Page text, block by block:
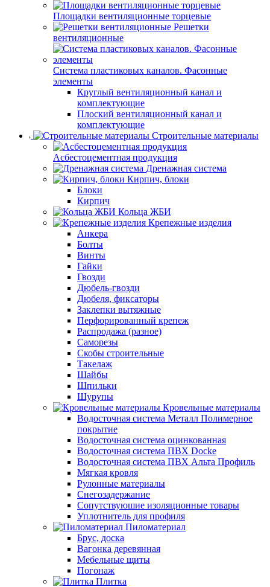
Площадки вентиляционные торцевые
Решетки
вентиляционные
Система пластиковых каналов. Фасонные
элементы
Круглый вентиляционный канал и
комплектующие
Плоский вентиляционный канал и
комплектующие
Строительные материалы
Асбестоцементная продукция
Дренажная система
Кирпич, блоки
Блоки
Кирпич
Кольца ЖБИ
Крепежные изделия
Анкера
Болты
Винты
Гайки
Гвозди
Дюбель-гвозди
Дюбеля, фиксаторы
Заклепки вытяжные
Перфорированный крепеж
Распродажа (разное)
Саморезы
Скобы строительные
Такелаж
Шайбы
Шпильки
Шурупы
Кровельные материалы
Водосточная система Металл Полимерное
покрытие
Водосточная система оцинкованная
Водосточная система ПВХ Docke
Водосточная система ПВХ Альта Профиль
Мягкая кровля
Рулонные материалы
Снегозадержание
Сопутствуюшие изоляционные товары
Уплотнитель для профиля
Пиломатериал
Брус, доска
Вагонка деревянная
Мебельные щиты
Погонаж
Плитка